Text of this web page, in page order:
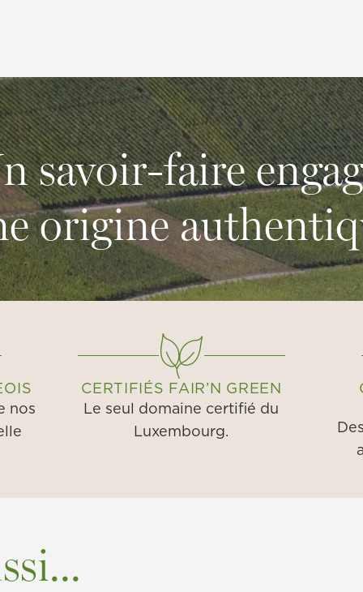
savoir-faire
origine
nos
CERTIFIÉS FAIR’N GREEN
Le seul domaine certifié du
Luxembourg.